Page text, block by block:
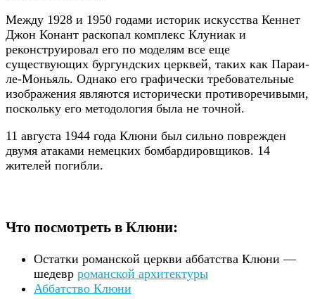
Между 1928 и 1950 годами историк искусства Кеннет
Джон Конант раскопал комплекс Клуниак и
реконструировал его по моделям все еще
существующих бургундских церквей, таких как Параи-
ле-Моньяль. Однако его графически требовательные
изображения являются исторически противоречивыми,
поскольку его методология была не точной.
11 августа 1944 года Клюни был сильно поврежден
двумя атаками немецких бомбардировщиков. 14
жителей погибли.
Что посмотреть в Клюни:
Остатки романской церкви аббатства Клюни —
шедевр романской архитектуры
Аббатство Клюни